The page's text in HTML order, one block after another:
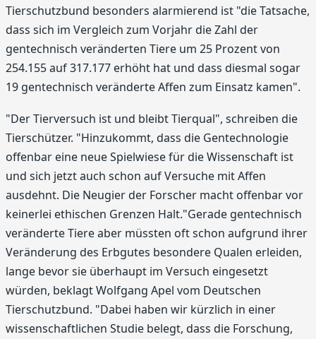
Tierschutzbund besonders alarmierend ist "die Tatsache,
dass sich im Vergleich zum Vorjahr die Zahl der
gentechnisch veränderten Tiere um 25 Prozent von
254.155 auf 317.177 erhöht hat und dass diesmal sogar
19 gentechnisch veränderte Affen zum Einsatz kamen".
"Der Tierversuch ist und bleibt Tierqual", schreiben die
Tierschützer. "Hinzukommt, dass die Gentechnologie
offenbar eine neue Spielwiese für die Wissenschaft ist
und sich jetzt auch schon auf Versuche mit Affen
ausdehnt. Die Neugier der Forscher macht offenbar vor
keinerlei ethischen Grenzen Halt."Gerade gentechnisch
veränderte Tiere aber müssten oft schon aufgrund ihrer
Veränderung des Erbgutes besondere Qualen erleiden,
lange bevor sie überhaupt im Versuch eingesetzt
würden, beklagt Wolfgang Apel vom Deutschen
Tierschutzbund. "Dabei haben wir kürzlich in einer
wissenschaftlichen Studie belegt, dass die Forschung,